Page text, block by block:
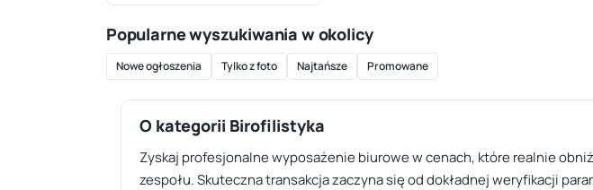
Popularne wyszukiwania w okolicy
Nowe ogłoszenia Tylko z foto Najtańsze Promowane
O kategorii Birofilistyka
Zyskaj profesjonalne wyposażenie biurowe w cenach, które realnie
zespołu. Skuteczna transakcja zaczyna się od dokładnej weryfikacji